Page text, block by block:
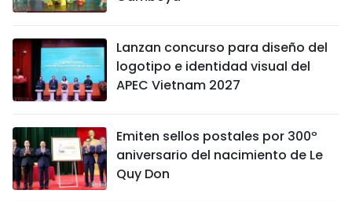
Lanzan concurso para diseño del
logotipo e identidad visual del
APEC Vietnam 2027
Emiten sellos postales por 300º
aniversario del nacimiento de Le
Quy Don